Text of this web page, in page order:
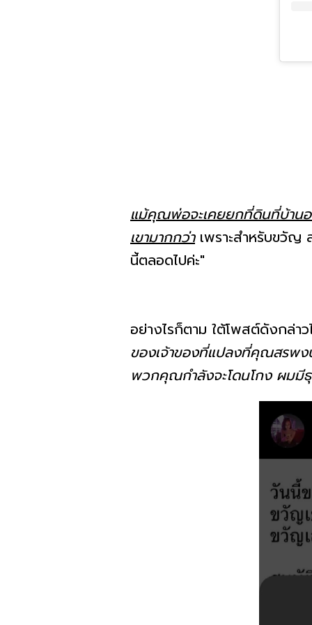
แม้คุณพ่อจะเคยยกที่ดินที่บ้านอ
เขามากกว่าเพราะสำหรับขวัญ
นี้ตลอดไปค่ะ"
อย่างไรก็ตาม ใต้โพสต์ดังกล่า
ของเจ้าของที่แปลงที่คุณสรพง
พวกคุณกำลังจะโดนโกง ผมมี